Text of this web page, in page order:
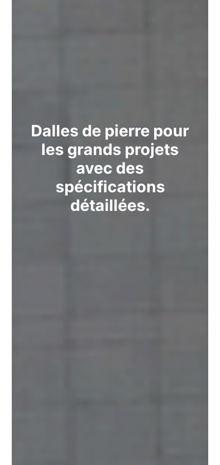
Dalles de pierre pour
les grands projets
avec des
spécifications
détaillées.